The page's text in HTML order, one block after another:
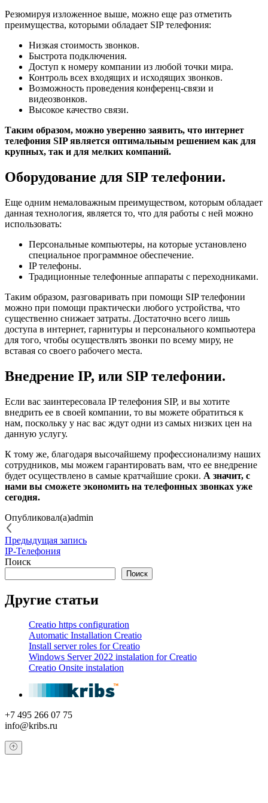
Резюмируя изложенное выше, можно еще раз отметить
преимущества, которыми обладает SIP телефония:
Низкая стоимость звонков.
Быстрота подключения.
Доступ к номеру компании из любой точки мира.
Контроль всех входящих и исходящих звонков.
Возможность проведения конференц-связи и
видеозвонков.
Высокое качество связи.
Таким образом, можно уверенно заявить, что интернет
телефония SIP является оптимальным решением как для
крупных, так и для мелких компаний.
Оборудование для SIP телефонии.
Еще одним немаловажным преимуществом, которым обладает
данная технология, является то, что для работы с ней можно
использовать:
Персональные компьютеры, на которые установлено
специальное программное обеспечение.
IP телефоны.
Традиционные телефонные аппараты с переходниками.
Таким образом, разговаривать при помощи SIP телефонии
можно при помощи практически любого устройства, что
существенно снижает затраты. Достаточно всего лишь
доступа в интернет, гарнитуры и персонального компьютера
для того, чтобы осуществлять звонки по всему миру, не
вставая со своего рабочего места.
Внедрение IP, или SIP телефонии.
Если вас заинтересовала IP телефония SIP, и вы хотите
внедрить ее в своей компании, то вы можете обратиться к
нам, поскольку у нас вас ждут одни из самых низких цен на
данную услугу.
К тому же, благодаря высочайшему профессионализму наших
сотрудников, мы можем гарантировать вам, что ее внедрение
будет осуществлено в самые кратчайшие сроки. А значит, с
нами вы сможете экономить на телефонных звонках уже
сегодня.
Опубликовал(а)admin
Предыдущая запись
IP-Телефония
Поиск
Поиск
Другие статьи
Creatio https configuration
Automatic Installation Creatio
Install server roles for Creatio
Windows Server 2022 instalation for Creatio
Creatio Onsite instalation
+7 495 266 07 75
info@kribs.ru